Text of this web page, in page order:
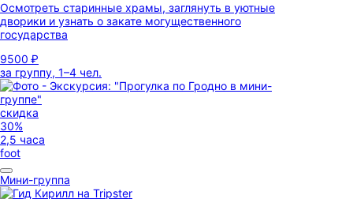
Осмотреть старинные храмы, заглянуть в уютные
дворики и узнать о закате могущественного
государства
9500 ₽
за группу, 1–4 чел.
скидка
30%
2,5 часа
foot
Мини-группа